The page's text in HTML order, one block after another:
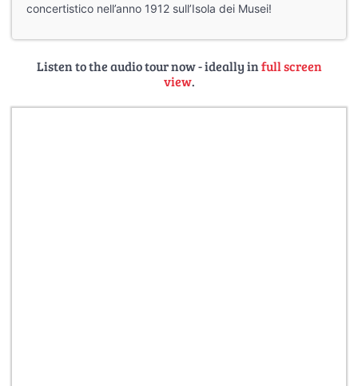
concertistico nell’anno 1912 sull’Isola dei Musei!
Listen to the audio tour now - ideally infull screen
view.